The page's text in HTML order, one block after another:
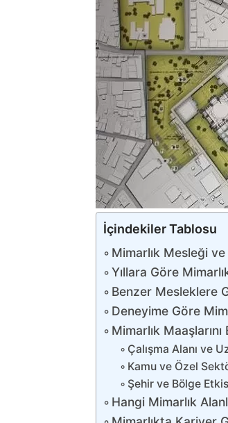
İçindekiler Tablosu
Mimarlık Mesleği
Yıllara Göre
Benzer Mesleklere
Deneyime Göre
Mimarlık
Çalışma Alanı ve
Kamu ve Özel
Şehir ve Bölge
Hangi Mimarlık